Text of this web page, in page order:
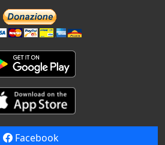
Facebook